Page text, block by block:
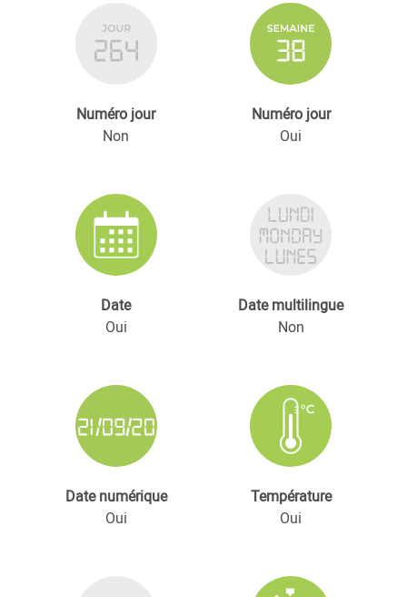
Numéro jour
Non
Numéro jour
Oui
Date
Oui
Date multilingue
Non
Date numérique
Oui
Température
Oui